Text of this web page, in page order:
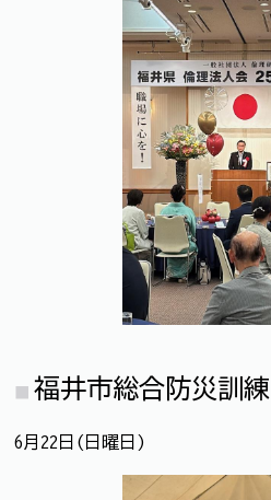
福井市総合防災訓練
6月22日(日曜日)